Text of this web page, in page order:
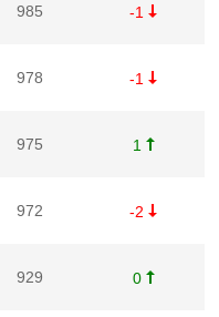
985 -1 
978 -1 
975 1 
972 -2 
929 0